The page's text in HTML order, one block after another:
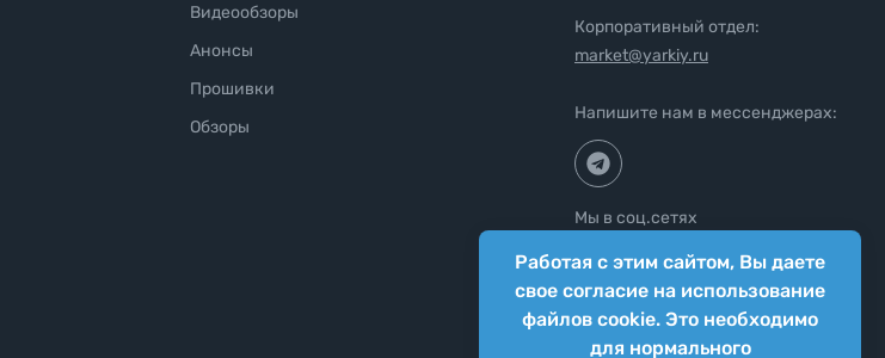
Работая с этим сайтом, Вы даете
свое согласие на использование
файлов cookie. Это необходимо
для нормального
Видеообзоры
Анонсы
Прошивки
Обзоры
Корпоративный отдел:
market@yarkiy.ru
Напишите нам в мессенджерах:
Мы в соц.сетях